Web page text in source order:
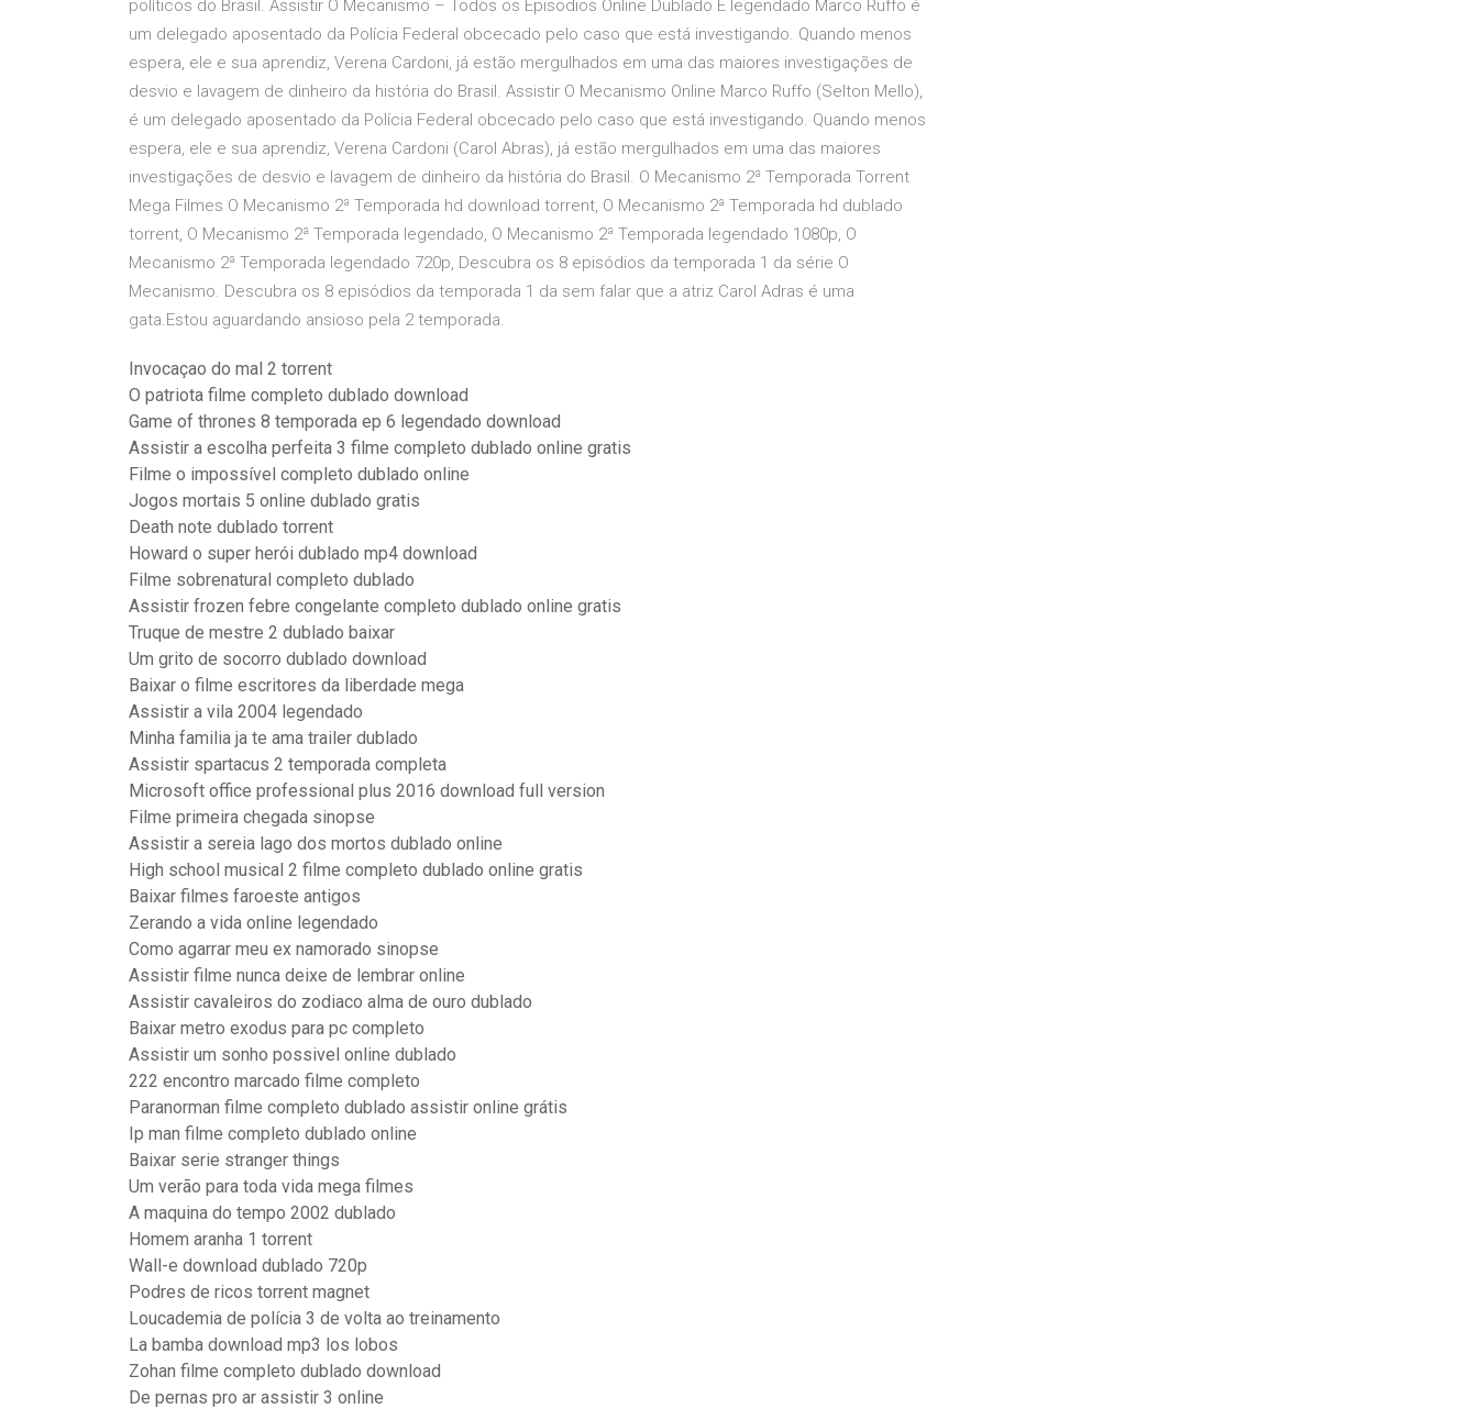
políticos do Brasil. Assistir O Mecanismo – Todos os Episodios Online Dublado E legendado Marco Ruffo é
um delegado aposentado da Polícia Federal obcecado pelo caso que está investigando. Quando menos
espera, ele e sua aprendiz, Verena Cardoni, já estão mergulhados em uma das maiores investigações de
desvio e lavagem de dinheiro da história do Brasil. Assistir O Mecanismo Online Marco Ruffo (Selton Mello),
é um delegado aposentado da Polícia Federal obcecado pelo caso que está investigando. Quando menos
espera, ele e sua aprendiz, Verena Cardoni (Carol Abras), já estão mergulhados em uma das maiores
investigações de desvio e lavagem de dinheiro da história do Brasil. O Mecanismo 2ª Temporada Torrent
Mega Filmes O Mecanismo 2ª Temporada hd download torrent, O Mecanismo 2ª Temporada hd dublado
torrent, O Mecanismo 2ª Temporada legendado, O Mecanismo 2ª Temporada legendado 1080p, O
Mecanismo 2ª Temporada legendado 720p, Descubra os 8 episódios da temporada 1 da série O
Mecanismo. Descubra os 8 episódios da temporada 1 da sem falar que a atriz Carol Adras é uma
gata.Estou aguardando ansioso pela 2 temporada.
Invocaçao do mal 2 torrent
O patriota filme completo dublado download
Game of thrones 8 temporada ep 6 legendado download
Assistir a escolha perfeita 3 filme completo dublado online gratis
Filme o impossível completo dublado online
Jogos mortais 5 online dublado gratis
Death note dublado torrent
Howard o super herói dublado mp4 download
Filme sobrenatural completo dublado
Assistir frozen febre congelante completo dublado online gratis
Truque de mestre 2 dublado baixar
Um grito de socorro dublado download
Baixar o filme escritores da liberdade mega
Assistir a vila 2004 legendado
Minha familia ja te ama trailer dublado
Assistir spartacus 2 temporada completa
Microsoft office professional plus 2016 download full version
Filme primeira chegada sinopse
Assistir a sereia lago dos mortos dublado online
High school musical 2 filme completo dublado online gratis
Baixar filmes faroeste antigos
Zerando a vida online legendado
Como agarrar meu ex namorado sinopse
Assistir filme nunca deixe de lembrar online
Assistir cavaleiros do zodiaco alma de ouro dublado
Baixar metro exodus para pc completo
Assistir um sonho possivel online dublado
222 encontro marcado filme completo
Paranorman filme completo dublado assistir online grátis
Ip man filme completo dublado online
Baixar serie stranger things
Um verão para toda vida mega filmes
A maquina do tempo 2002 dublado
Homem aranha 1 torrent
Wall-e download dublado 720p
Podres de ricos torrent magnet
Loucademia de polícia 3 de volta ao treinamento
La bamba download mp3 los lobos
Zohan filme completo dublado download
De pernas pro ar assistir 3 online